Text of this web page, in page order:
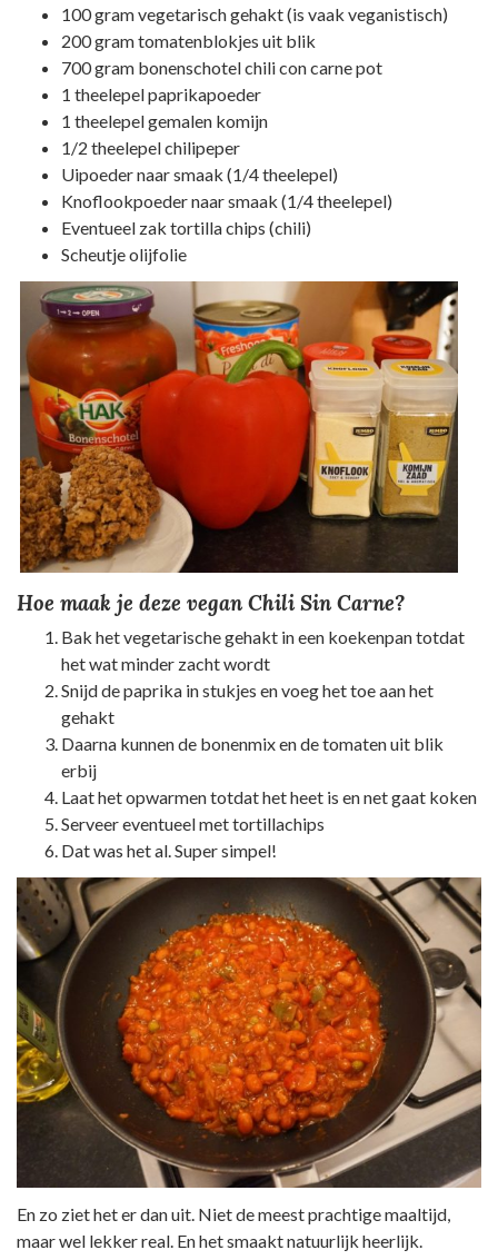
100 gram vegetarisch gehakt (is vaak veganistisch)
200 gram tomatenblokjes uit blik
700 gram bonenschotel chili con carne pot
1 theelepel paprikapoeder
1 theelepel gemalen komijn
1/2 theelepel chilipeper
Uipoeder naar smaak (1/4 theelepel)
Knoflookpoeder naar smaak (1/4 theelepel)
Eventueel zak tortilla chips (chili)
Scheutje olijfolie
Hoe maak je deze vegan Chili Sin Carne?
Bak het vegetarische gehakt in een koekenpan totdat
het wat minder zacht wordt
Snijd de paprika in stukjes en voeg het toe aan het
gehakt
Daarna kunnen de bonenmix en de tomaten uit blik
erbij
Laat het opwarmen totdat het heet is en net gaat koken
Serveer eventueel met tortillachips
Dat was het al. Super simpel!
En zo ziet het er dan uit. Niet de meest prachtige maaltijd,
maar wel lekker real. En het smaakt natuurlijk heerlijk.